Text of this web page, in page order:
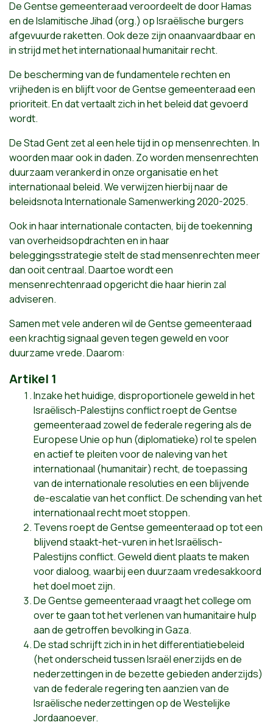
De Gentse gemeenteraad veroordeelt de door Hamas
en de Islamitische Jihad (org.) op Israëlische burgers
afgevuurde raketten. Ook deze zijn onaanvaardbaar en
in strijd met het internationaal humanitair recht.
De bescherming van de fundamentele rechten en
vrijheden is en blijft voor de Gentse gemeenteraad een
prioriteit. En dat vertaalt zich in het beleid dat gevoerd
wordt.
De Stad Gent zet al een hele tijd in op mensenrechten. In
woorden maar ook in daden. Zo worden mensenrechten
duurzaam verankerd in onze organisatie en het
internationaal beleid. We verwijzen hierbij naar de
beleidsnota Internationale Samenwerking 2020-2025.
Ook in haar internationale contacten, bij de toekenning
van overheidsopdrachten en in haar
beleggingsstrategie stelt de stad mensenrechten meer
dan ooit centraal. Daartoe wordt een
mensenrechtenraad opgericht die haar hierin zal
adviseren.
Samen met vele anderen wil de Gentse gemeenteraad
een krachtig signaal geven tegen geweld en voor
duurzame vrede. Daarom:
Artikel 1
Inzake het huidige, disproportionele geweld in het
Israëlisch-Palestijns conflict roept de Gentse
gemeenteraad zowel de federale regering als de
Europese Unie op hun (diplomatieke) rol te spelen
en actief te pleiten voor de naleving van het
internationaal (humanitair) recht, de toepassing
van de internationale resoluties en een blijvende
de-escalatie van het conflict. De schending van het
internationaal recht moet stoppen.
Tevens roept de Gentse gemeenteraad op tot een
blijvend staakt-het-vuren in het Israëlisch-
Palestijns conflict. Geweld dient plaats te maken
voor dialoog, waarbij een duurzaam vredesakkoord
het doel moet zijn.
De Gentse gemeenteraad vraagt het college om
over te gaan tot het verlenen van humanitaire hulp
aan de getroffen bevolking in Gaza.
De stad schrijft zich in in het differentiatiebeleid
(het onderscheid tussen Israël enerzijds en de
nederzettingen in de bezette gebieden anderzijds)
van de federale regering ten aanzien van de
Israëlische nederzettingen op de Westelijke
Jordaanoever.